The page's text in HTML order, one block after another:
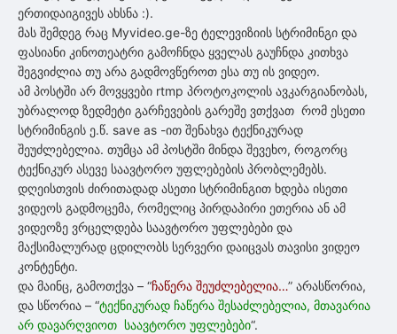
ერთიდაიგივეს ახსნა :).
მას შემდეგ რაც Myvideo.ge-ზე ტელევიზიის სტრიმინგი და
ფასიანი კინოთეატრი გამოჩნდა ყველას გაუჩნდა კითხვა
შეგვიძლია თუ არა გადმოვწეროთ ესა თუ ის ვიდეო.
ამ პოსტში არ მოვყვები rtmp პროტოკოლის ავკარგიანობას,
უბრალოდ ზედმეტი გარჩევების გარეშე ვთქვათ რომ ესეთი
სტრიმინგის ე.წ. save as -ით შენახვა ტექნიკურად
შეუძლებელია. თუმცა ამ პოსტში მინდა შევეხო, როგორც
ტექნიკურ ასევე საავტორო უფლებების პრობლემებს.
დღეისთვის ძირითადად ასეთი სტრიმინგით ხდება ისეთი
ვიდეოს გადმოცემა, რომელიც პირდაპირი ეთერია ან ამ
ვიდეოზე ვრცელდება საავტორო უფლებები და
მაქსიმალურად ცდილობს სერვერი დაიცვას თავისი ვიდეო
კონტენტი.
და მაინც, გამოთქვა – “ჩაწერა შეუძლებელია…” არასწორია,
და სწორია – “ტექნიკურად ჩაწერა შესაძლებელია, მთავარია
არ დავარღვიოთ საავტორო უფლებები“.